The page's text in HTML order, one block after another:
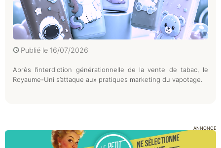
Publié le 16/07/2026
Après l’interdiction générationnelle de la vente de tabac, le
Royaume-Uni s’attaque aux pratiques marketing du vapotage.
ANNONCE